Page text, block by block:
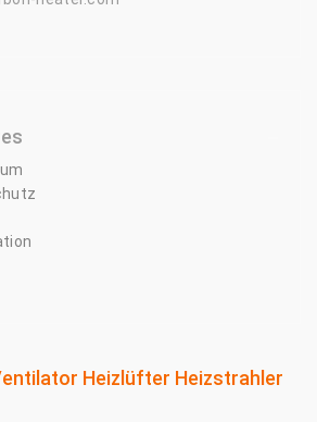
Heizlüfter Heizstrahler